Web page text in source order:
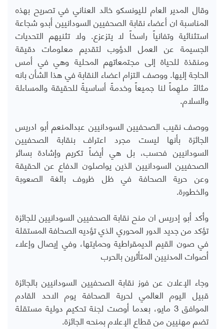
وقال المدير العام لليونسكو خالد العناني في تصريح بهذه
المناسبة ان أعضاء نقابة الصحفيين السودانيين أبدو شجاعة
استثنائية وتفانياً راسخاً لا يتزعزع. ولا تثنيهم التحديات
الجسيمة عن العمل الدؤوب لتقديم معلومات دقيقة
ومنقذة للحياة إلى مجتمعاتهم المحلية وهي في أمس
الحاجة إليها. ووصف التزام اعضاء النقابة في هذا الشأن بانه
مثالاً ملهِماً لنا جميعاً وخدمةً أساسيةً للحقيقة والمساءلة
والسلام.
ووصف نقيب الصحفيين السودانيين عبدالمنعم أبو ادريس
الجائزة بأنها ليست مجرد اعتراف بنقابة الصحفيين
السودانيين فحسب، بل هي أيضاً تكريم وإشادة بسائر
الصحفيين السودانيين الذين يواصلون الدفاع عن الحقيقة
وعن حرية الصحافة في ظل ظروف بالغة الصعوبة
والخطورة.
وأكد أبو إدريس ان منح نقابة الصحفيين السودانيين للجائزة
تؤكد من جديد الدور المحوري الذي تؤديه الصحافة المستقلة
في صون القيم الديمقراطية وحمايتها، وفي إيصال وإعلاء
أصوات المدنيين المتأثرين بالحرب
وجاء الإعلان عن فوز نقابة الصحفيين السودانيين بالجائزة
قبيل اليوم العالمي لحرية الصحافة يوم الاحد القادم
الموافق 3 مايو، بعدما أوصت لجنة تحكيم دولية مستقلة
تضم مهنيين من قطاع الإعلام بمنحه الجائزة.